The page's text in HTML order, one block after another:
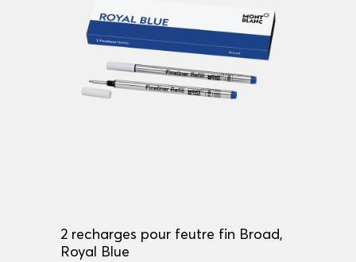
2 recharges pour feutre fin Broad,
Royal Blue